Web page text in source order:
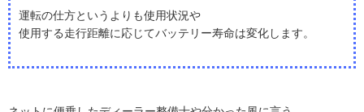
運転の仕方というよりも使用状況や
使用する走行距離に応じてバッテリー寿命は変化します。